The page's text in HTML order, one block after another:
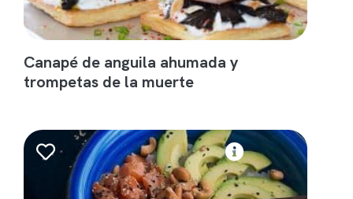
Canapé de anguila ahumada y
trompetas de la muerte